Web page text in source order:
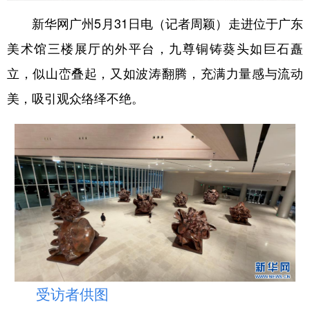
彩票 娱乐 时尚 悦读
公益 一带一路 亚太网 上市公司
文化产业
地方频道
北京 天津 河北 山西
辽宁 吉林 上海 江苏
浙江 安徽 福建 江西
山东 河南 湖北 湖南
广东 广西 海南 重庆
四川
新华网广州5月31日电（记者周颖）走进位于广东
美术馆三楼展厅的外平台，九尊铜铸葵头如巨石矗
立，似山峦叠起，又如波涛翻腾，充满力量感与流动
美，吸引观众络绎不绝。
受访者供图